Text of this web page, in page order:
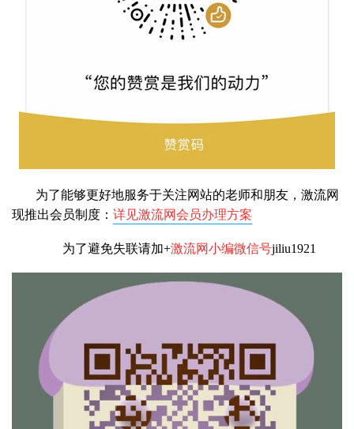
为了能够更好地服务于关注网站的老师和朋友，激流网
现推出会员制度： 详见激流网会员办理方案
为了避免失联请加+激流网小编微信号jiliu1921